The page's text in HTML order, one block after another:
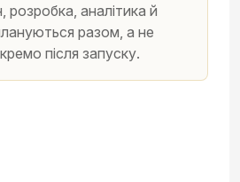
розробка, аналітика й
разом, а не
після запуску.